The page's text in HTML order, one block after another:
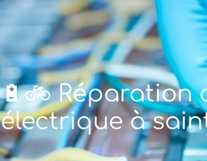
🔋🚲 Réparation
électrique à